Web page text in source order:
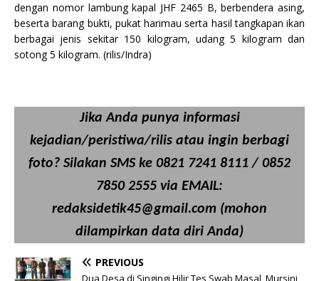
dengan nomor lambung kapal JHF 2465 B, berbendera asing,
beserta barang bukti, pukat harimau serta hasil tangkapan ikan
berbagai jenis sekitar 150 kilogram, udang 5 kilogram dan
sotong 5 kilogram. (rilis/Indra)
Jika Anda punya informasi
kejadian/peristiwa/rilis atau ingin berbagi
foto? Silakan SMS ke 0821 7241 8111 / 0852
7850 2555 via EMAIL:
redaksidetik45@gmail.com (mohon
dilampirkan data diri Anda)
PREVIOUS
Dua Desa di Singingi Hilir Tes Swab Masal, Mursini